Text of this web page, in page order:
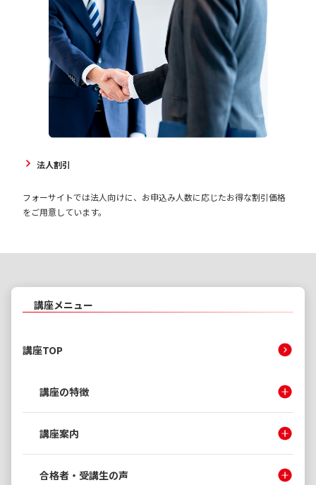
法人割引
フォーサイトでは法人向けに、お申込み人数に応じたお得な割引価格
をご用意しています。
講座メニュー
講座TOP
講座の特徴
講座案内
合格者・受講生の声